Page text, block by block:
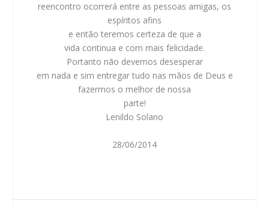
reencontro ocorrerá entre as pessoas amigas, os
espíritos afins
e então teremos certeza de que a
vida continua e com mais felicidade.
Portanto não devemos desesperar
em nada e sim entregar tudo nas mãos de Deus e
fazermos o melhor de nossa
parte!
Lenildo Solano
28/06/2014